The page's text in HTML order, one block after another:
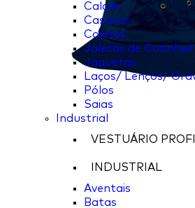
Calças
Casacos
Coletes
Jalecas de
Jaquetas
Laços/ Lenços/
Pólos
Saias
Industrial
VESTUÁRIO
INDUSTRIAL
Aventais
Batas